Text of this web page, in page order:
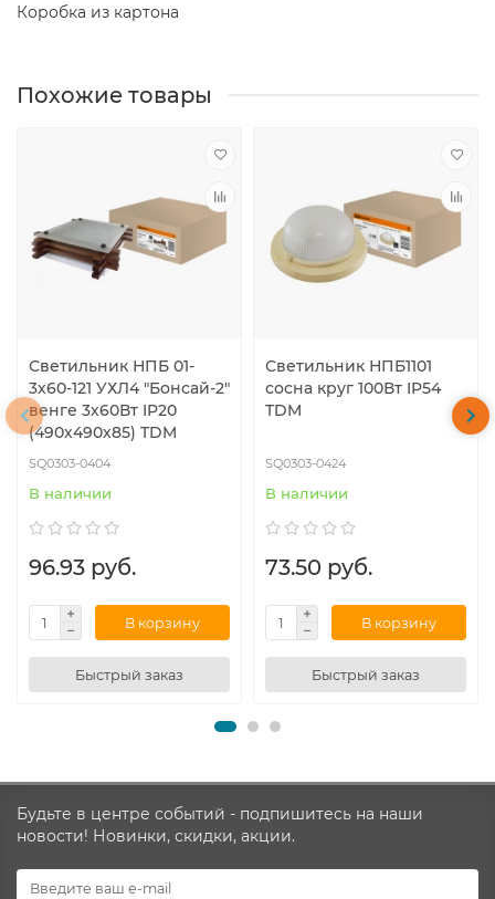
Коробка из картона
Похожие товары
Светильник НПБ 01-
3х60-121 УХЛ4 "Бонсай-2"
венге 3х60Вт IP20
(490х490х85) TDM
SQ0303-0404
В наличии
96.93 руб.
В корзину
Быстрый заказ
Светильник НПБ1101
сосна круг 100Вт IP54
TDM
SQ0303-0424
В наличии
73.50 руб.
В корзину
Быстрый заказ
Будьте в центре событий - подпишитесь на наши
новости! Новинки, скидки, акции.